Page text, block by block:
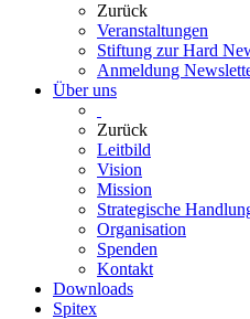
Zurück
Veranstaltungen
Stiftung zur Hard
Anmeldung
Über uns
Zurück
Leitbild
Vision
Mission
Strategische
Organisation
Spenden
Kontakt
Downloads
Spitex